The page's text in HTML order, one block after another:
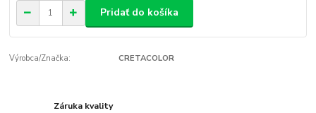
Pridať do košíka
Výrobca/Značka: CRETACOLOR
Záruka kvality